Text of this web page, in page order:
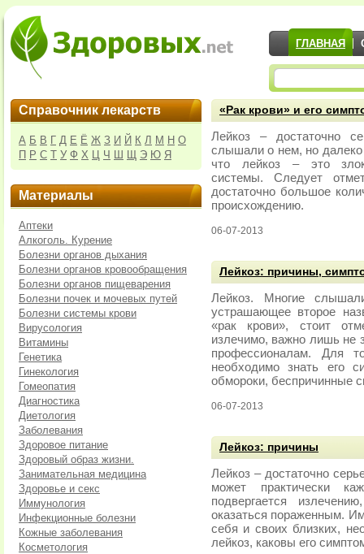
ГЛАВНАЯ
Справочник лекарств
А Б В Г Д Е Ё Ж З И Й К Л М Н О
П Р С Т У Ф Х Ц Ч Ш Щ Э Ю Я
Материалы
Аптеки
Алкоголь. Курение
Болезни органов дыхания
Болезни органов кровообращения
Болезни органов пищеварения
Болезни почек и мочевых путей
Болезни системы крови
Вирусология
Витамины
Генетика
Гинекология
Гомеопатия
Диагностика
Диетология
Заболевания
Здоровое питание
Здоровый образ жизни.
Занимательная медицина
Здоровье и секс
Иммунология
Инфекционные болезни
Кожные заболевания
Косметология
«Рак крови» и его
Лейкоз – достаточно
слышали о нем, но далеко
что лейкоз – это
системы. Следует
достаточно большое
происхождению.
06-07-2013
Лейкоз: причины,
Лейкоз. Многие
устрашающее второе
«рак крови», стоит
излечимо, важно лишь не
профессионалам. Для
необходимо знать его
обмороки, беспричинные
06-07-2013
Лейкоз: причины
Лейкоз – достаточно
может практически
подвергается
оказаться пораженным.
себя и своих близких,
лейкоз, каковы его